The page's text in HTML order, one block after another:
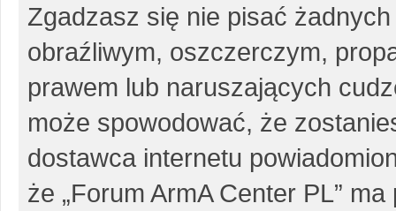
Zgadzasz się nie pisać
obraźliwym, oszczerczym,
prawem lub naruszających
może spowodować, że
dostawca internetu
że „Forum ArmA Center PL”